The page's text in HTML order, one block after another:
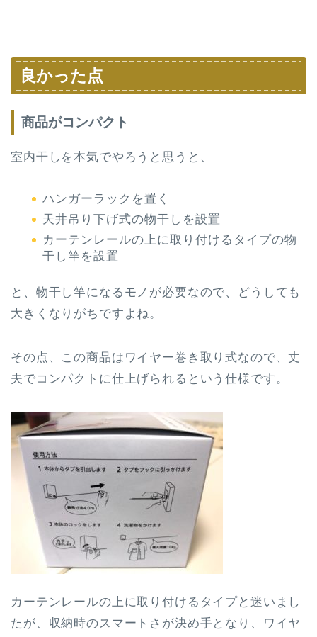
良かった点
商品がコンパクト
室内干しを本気でやろうと思うと、
ハンガーラックを置く
天井吊り下げ式の物干しを設置
カーテンレールの上に取り付けるタイプの物
干し竿を設置
と、物干し竿になるモノが必要なので、どうしても
大きくなりがちですよね。
その点、この商品はワイヤー巻き取り式なので、丈
夫でコンパクトに仕上げられるという仕様です。
カーテンレールの上に取り付けるタイプと迷いまし
たが、収納時のスマートさが決め手となり、ワイヤ